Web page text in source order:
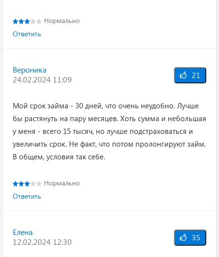
Нормально
Ответить
Вероника
24.02.2024 11:09
21
Мой срок займа - 30 дней, что очень неудобно. Лучше
бы растянуть на пару месяцев. Хоть сумма и небольшая
у меня - всего 15 тысяч, но лучше подстраховаться и
увеличить срок. Не факт, что потом пролонгируют займ.
В общем, условия так себе.
Нормально
Ответить
Елена
12.02.2024 12:30
35